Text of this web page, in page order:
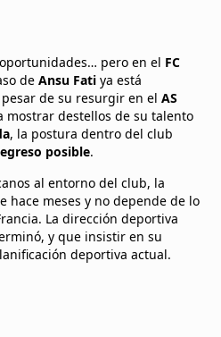
pero en el FC
de Ansu Fati ya está
de su resurgir en el AS
mostrar destellos de su talento
, la postura dentro del club
posible.
al entorno del club, la
hace meses y no depende de lo
La dirección deportiva
y que insistir en su
deportiva actual.